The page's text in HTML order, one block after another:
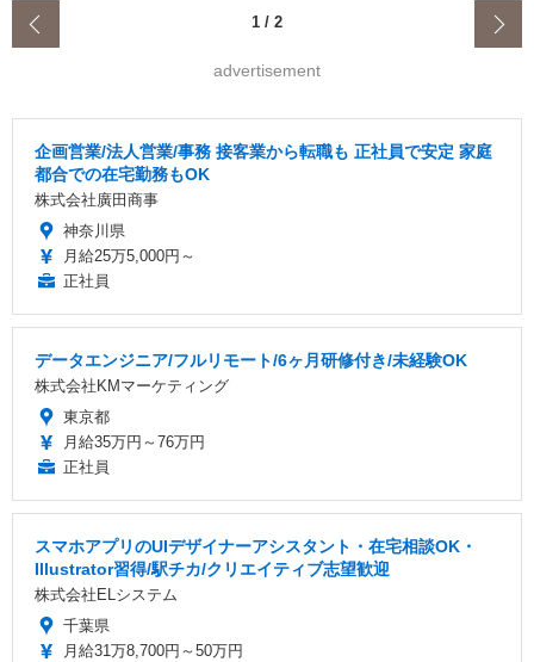
1 / 2
advertisement
企画営業/法人営業/事務 接客業から転職も 正社員で安定 家庭
都合での在宅勤務もOK
株式会社廣田商事
神奈川県
月給25万5,000円～
正社員
データエンジニア/フルリモート/6ヶ月研修付き/未経験OK
株式会社KMマーケティング
東京都
月給35万円～76万円
正社員
スマホアプリのUIデザイナーアシスタント・在宅相談OK・
Illustrator習得/駅チカ/クリエイティブ志望歓迎
株式会社ELシステム
千葉県
月給31万8,700円～50万円